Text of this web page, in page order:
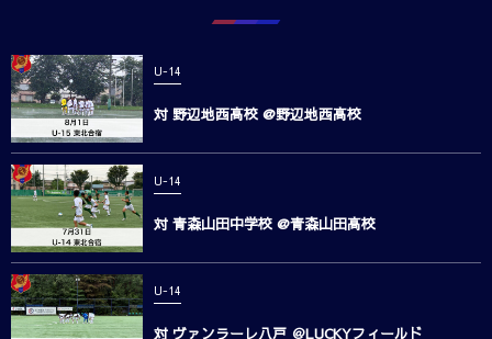
U-14
対 野辺地西高校 @野辺地西高校
U-14
対 青森山田中学校 @青森山田高校
U-14
対 ヴァンラーレ八戸 ＠LUCKYフィールド